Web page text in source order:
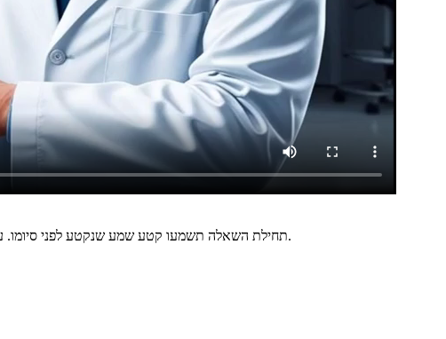
תחילת השאלה תשמעו קטע שמע שנקטע לפני סיומו. עליכם לבחור את התשובה הכי מתאימה להשלמת קטע השמע, שתתאים בצורה המתאימה ביותר למשפט האחרון של קטע השמע ולכל הקטע.